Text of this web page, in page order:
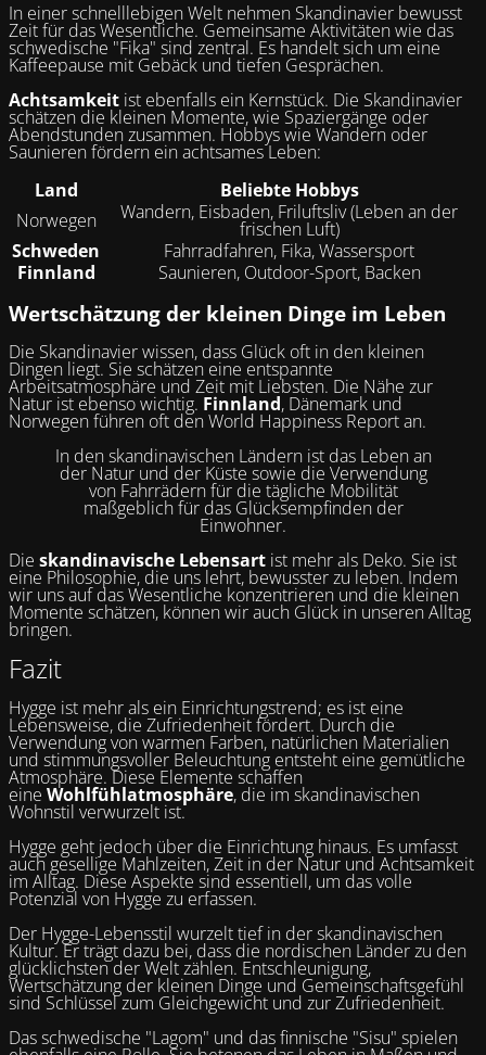
In einer schnelllebigen Welt nehmen Skandinavier bewusst
Zeit für das Wesentliche. Gemeinsame Aktivitäten wie das
schwedische "Fika" sind zentral. Es handelt sich um eine
Kaffeepause mit Gebäck und tiefen Gesprächen.
Achtsamkeit ist ebenfalls ein Kernstück. Die Skandinavier
schätzen die kleinen Momente, wie Spaziergänge oder
Abendstunden zusammen. Hobbys wie Wandern oder
Saunieren fördern ein achtsames Leben:
Land
Beliebte Hobbys
Norwegen
Wandern, Eisbaden, Friluftsliv (Leben an der
frischen Luft)
Schweden
Fahrradfahren, Fika, Wassersport
Finnland
Saunieren, Outdoor-Sport, Backen
Wertschätzung der kleinen Dinge im Leben
Die Skandinavier wissen, dass Glück oft in den kleinen
Dingen liegt. Sie schätzen eine entspannte
Arbeitsatmosphäre und Zeit mit Liebsten. Die Nähe zur
Natur ist ebenso wichtig. Finnland, Dänemark und
Norwegen führen oft den World Happiness Report an.
In den skandinavischen Ländern ist das Leben an
der Natur und der Küste sowie die Verwendung
von Fahrrädern für die tägliche Mobilität
maßgeblich für das Glücksempfinden der
Einwohner.
Die skandinavische Lebensart ist mehr als Deko. Sie ist
eine Philosophie, die uns lehrt, bewusster zu leben. Indem
wir uns auf das Wesentliche konzentrieren und die kleinen
Momente schätzen, können wir auch Glück in unseren Alltag
bringen.
Fazit
Hygge ist mehr als ein Einrichtungstrend; es ist eine
Lebensweise, die Zufriedenheit fördert. Durch die
Verwendung von warmen Farben, natürlichen Materialien
und stimmungsvoller Beleuchtung entsteht eine gemütliche
Atmosphäre. Diese Elemente schaffen
eine Wohlfühlatmosphäre, die im skandinavischen
Wohnstil verwurzelt ist.
Hygge geht jedoch über die Einrichtung hinaus. Es umfasst
auch gesellige Mahlzeiten, Zeit in der Natur und Achtsamkeit
im Alltag. Diese Aspekte sind essentiell, um das volle
Potenzial von Hygge zu erfassen.
Der Hygge-Lebensstil wurzelt tief in der skandinavischen
Kultur. Er trägt dazu bei, dass die nordischen Länder zu den
glücklichsten der Welt zählen. Entschleunigung,
Wertschätzung der kleinen Dinge und Gemeinschaftsgefühl
sind Schlüssel zum Gleichgewicht und zur Zufriedenheit.
Das schwedische "Lagom" und das finnische "Sisu" spielen